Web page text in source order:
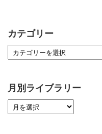
カテゴリー
月別ライブラリー